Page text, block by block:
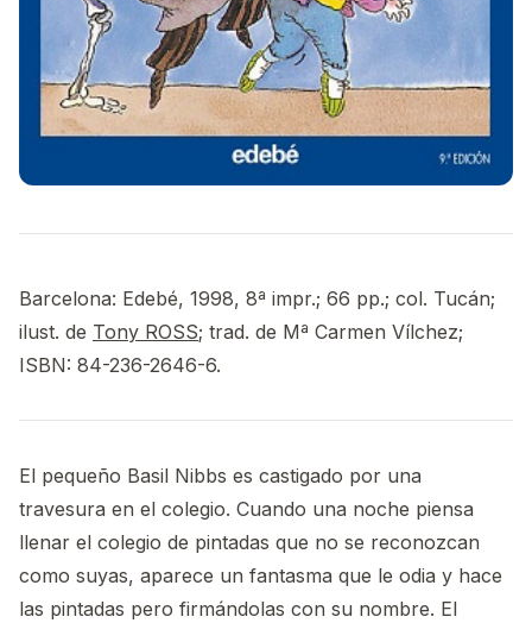
Barcelona: Edebé, 1998, 8ª impr.; 66 pp.; col. Tucán;
ilust. de Tony ROSS; trad. de Mª Carmen Vílchez;
ISBN: 84-236-2646-6.
El pequeño Basil Nibbs es castigado por una
travesura en el colegio. Cuando una noche piensa
llenar el colegio de pintadas que no se reconozcan
como suyas, aparece un fantasma que le odia y hace
las pintadas pero firmándolas con su nombre. El